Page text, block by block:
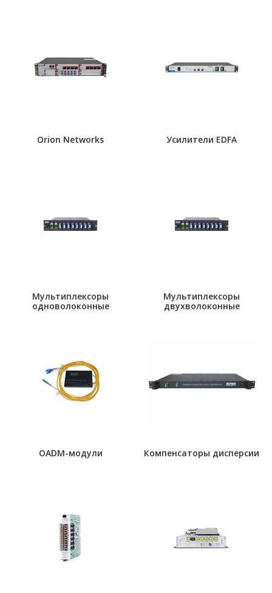
Orion Networks Усилители EDFA
Мультиплексоры
одноволоконные
Мультиплексоры
двухволоконные
OADM-модули Компенсаторы дисперсии